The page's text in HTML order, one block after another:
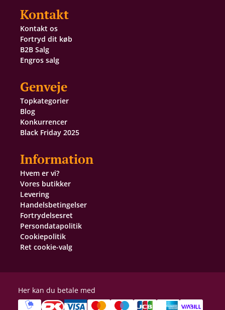
Kontakt
Kontakt os
Fortryd dit køb
B2B Salg
Engros salg
Genveje
Topkategorier
Blog
Konkurrencer
Black Friday 2025
Information
Hvem er vi?
Vores butikker
Levering
Handelsbetingelser
Fortrydelsesret
Persondatapolitik
Cookiepolitik
Ret cookie-valg
Her kan du betale med